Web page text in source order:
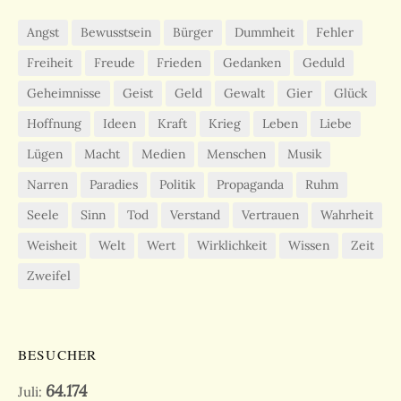
Angst Bewusstsein Bürger Dummheit
Fehler
Freiheit
Freude Frieden Gedanken
Geduld
Geheimnisse
Geist Geld Gewalt Gier
Glück
Hoffnung
Ideen Kraft Krieg Leben
Liebe
Lügen
Macht Medien Menschen
Musik
Narren
Paradies Politik Propaganda
Ruhm
Seele
Sinn Tod Verstand Vertrauen
Wahrheit
Weisheit
Welt Wert Wirklichkeit Wissen
Zeit
Zweifel
BESUCHER
Juli: 64.174